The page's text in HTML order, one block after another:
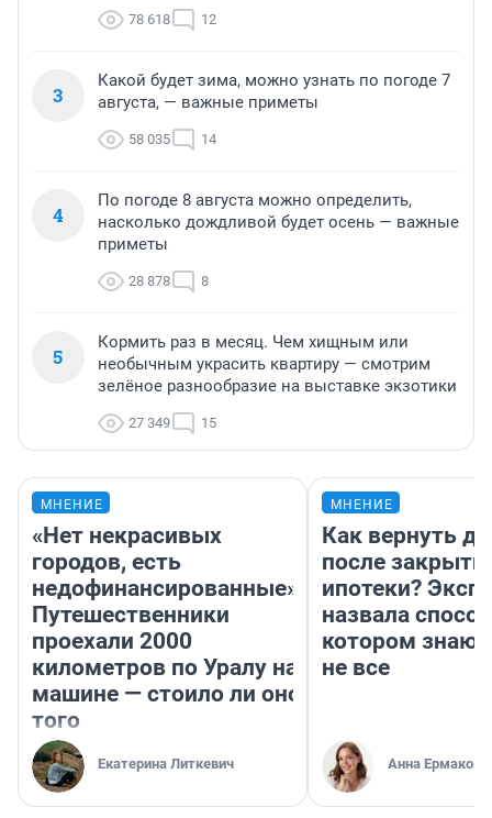
78 618 12
3
Какой будет зима, можно узнать по погоде 7
августа, — важные приметы
58 035 14
4
По погоде 8 августа можно определить,
насколько дождливой будет осень — важные
приметы
28 878 8
5
Кормить раз в месяц. Чем хищным или
необычным украсить квартиру — смотрим
зелёное разнообразие на выставке экзотики
27 349 15
МНЕНИЕ
«Нет некрасивых
городов, есть
недофинансированные».
Путешественники
проехали 2000
километров по Уралу на
машине — стоило ли оно
того
Екатерина Литкевич
МНЕНИЕ
Как вернуть
после
ипотеки?
назвала
котором
не все
Анна Ермакова